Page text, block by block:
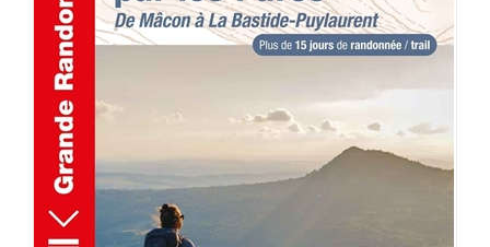
AJOUTER AU PANIER